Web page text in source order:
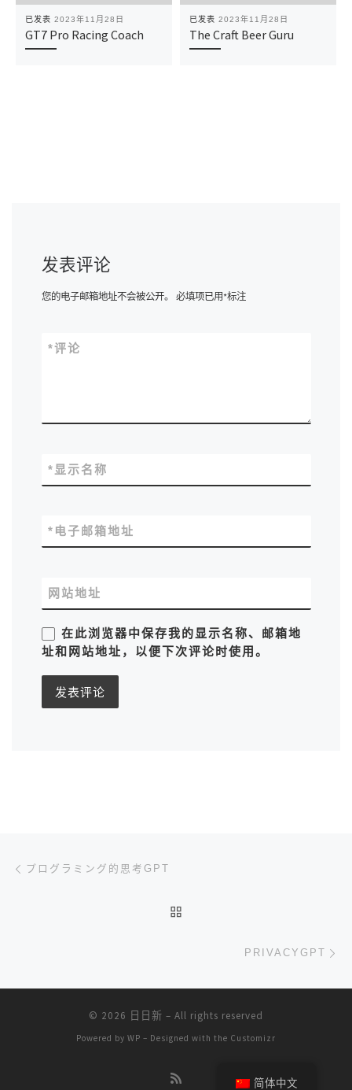
已发表 2023年11月28日
GT7 Pro Racing Coach
已发表 2023年11月28日
The Craft Beer Guru
发表评论
您的电子邮箱地址不会被公开。 必填项已用*标注
评论
*
显示名称
*
电子邮箱地址
*
网站地址
在此浏览器中保存我的显示名称、邮箱地
址和网站地址，以便下次评论时使用。
文章导航
プログラミング的思考GPT
PRIVACYGPT
© 2026 日日新 – All rights reserved
Powered by WP – Designed with the Customizr
简体中文